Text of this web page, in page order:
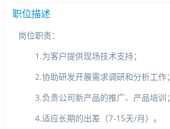
职位描述
岗位职责：
1.为客户提供现场技术支持；
2.协助研发开展需求调研和分析工作；
3.负责公司新产品的推广、产品培训；
4.适应长期的出差（7-15天/月）。